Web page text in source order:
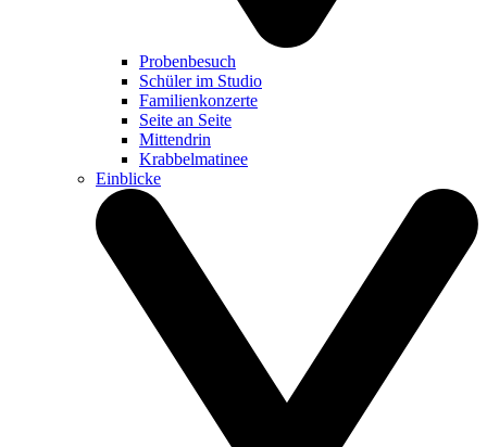
Probenbesuch
Schüler im Studio
Familienkonzerte
Seite an Seite
Mittendrin
Krabbelmatinee
Einblicke